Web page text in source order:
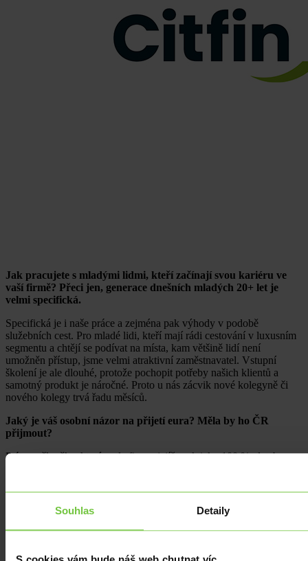
Souhlas Detaily
Jak pracujete s mladými lidmi, kteří začínají svou kariéru ve
vaší firmě? Přeci jen, generace dnešních mladých 20+ let je
velmi specifická.
Specifická je i naše práce a zejména pak výhody v podobě
služebních cest. Pro mladé lidi, kteří mají rádi cestování v luxusním
segmentu a chtějí se podívat na místa, kam většině lidí není
umožněn přístup, jsme velmi atraktivní zaměstnavatel. Vstupní
školení je ale dlouhé, protože pochopit potřeby našich klientů a
samotný produkt je náročné. Proto u nás zácvik nové kolegyně či
nového kolegy trvá řadu měsíců.
Jaký je váš osobní názor na přijetí eura? Měla by ho ČR
přijmout?
Ptáte se člověka, který vede firmu, jejíž prakticky 100 % plateb
Jak se díváte na oblast Green dealu v kontextu světového dění,
ČR a vaší společnosti?
Green deal, tak k tomu nejsem jistě kompetentní, jakkoliv se